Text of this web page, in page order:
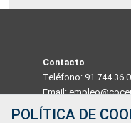
Contacto
Teléfono: 91 744 36
Email:
POLÍTICA DE